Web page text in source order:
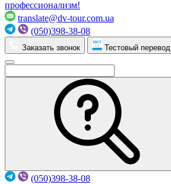
translate@dv-tour.com.ua
(050)398-38-08
Заказать звонок Тестовый перевод
(050)398-38-08